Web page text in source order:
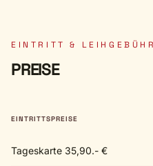
EINTRITT &
PREISE
EINTRITTSPREISE
Tageskarte 35,90.- €